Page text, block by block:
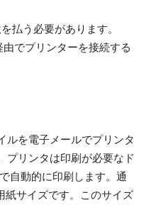
払う必要があります。
でプリンターを接続する
ルを電子メールでプリンタ
プリンタは印刷が必要なド
自動的に印刷します。通
紙サイズです。このサイズ